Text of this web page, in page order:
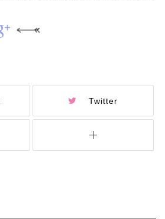
Twitter